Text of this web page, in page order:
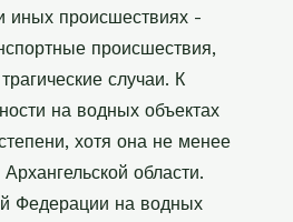
иных происшествиях -
происшествия,
случаи. К
на водных объектах
хотя она не менее
области.
Федерации на водных